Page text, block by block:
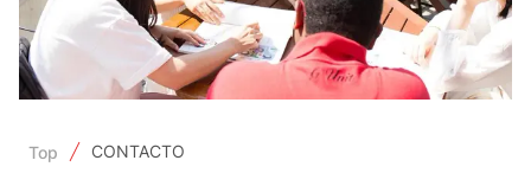
Top CONTACTO